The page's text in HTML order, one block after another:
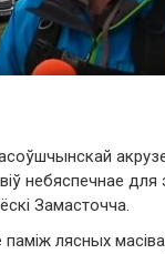
небяспечнае для
Замасточча.
лясных